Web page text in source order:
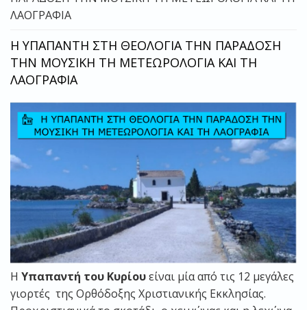
ΛΑΟΓΡΑΦΙΑ
Η ΥΠΑΠΑΝΤΗ ΣΤΗ ΘΕΟΛΟΓΙΑ ΤΗΝ ΠΑΡΑΔΟΣΗ
ΤΗΝ ΜΟΥΣΙΚΗ ΤΗ ΜΕΤΕΩΡΟΛΟΓΙΑ ΚΑΙ ΤΗ
ΛΑΟΓΡΑΦΙΑ
Η Υπαπαντή του Κυρίουείναι μία από τις 12 μεγάλες
γιορτές της Ορθόδοξης Χριστιανικής Εκκλησίας.